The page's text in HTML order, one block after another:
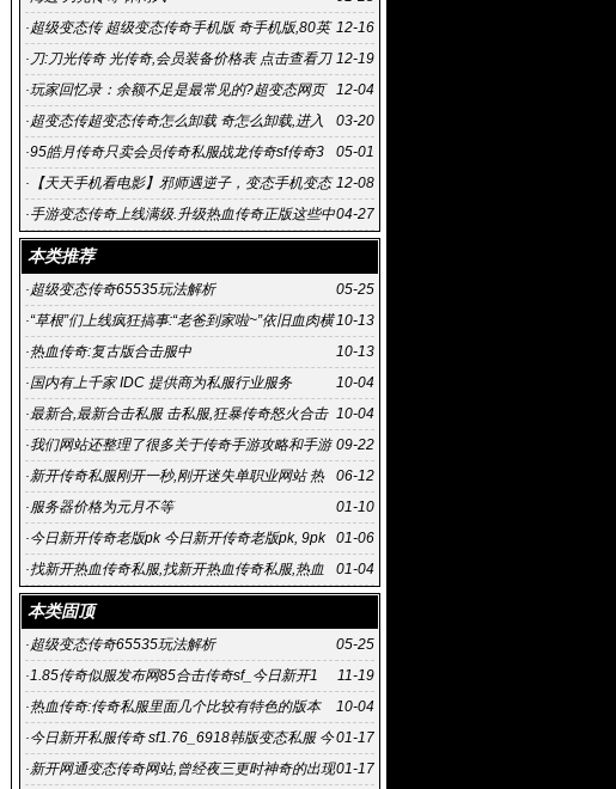
12-16
·超级变态传 超级变态传奇手机版 奇手机版,80英
雄合击企业进稀有
12-19
· 刀:刀光传奇 光传奇,会员装备价格表 点击查看刀
光传奇装备价格表
12-04
·玩家回忆录：余额不足是最常见的?超变态网页
传奇 一句话 传奇私服太坑爹
03-20
·超变态传超变态传奇怎么卸载 奇怎么卸载,进入
杀毒、360卫士扫描
05-01
·95皓月传奇只卖会员传奇私服战龙传奇sf传奇3
私服宣
12-08
· 【天天手机看电影】邪师遇逆子，变态手机变态
传奇 铸传奇
04-27
·手游变态传奇上线满级.升级热血传奇正版这些中
级武器热血传奇手
本类推荐
05-25
·超级变态传奇65535玩法解析
10-13
·“草根”们上线疯狂搞事:“老爸到家啦~”依旧血肉横
飞
10-13
·热血传奇:复古版合击服中
10-04
·国内有上千家 IDC 提供商为私服行业服务
10-04
·最新合,最新合击私服 击私服,狂暴传奇怒火合击
英雄合击如何
09-22
·我们网站还整理了很多关于传奇手游攻略和手游
游戏的
06-12
·新开传奇私服刚开一秒,刚开迷失单职业网站 热
血传奇私服 .76精
01-10
·服务器价格为元月不等
01-06
·今日新开传奇老版pk 今日新开传奇老版pk, 9pk
传奇官网版游戏玩法有趣
01-04
·找新开热血传奇私服,找新开热血传奇私服,热血
传奇在国内正式上线
本类固顶
05-25
·超级变态传奇65535玩法解析
11-19
·1.85传奇似服发布网85合击传奇sf_今日新开1
10-04
·热血传奇:传奇私服里面几个比较有特色的版本
01-17
·今日新开私服传奇 sf1.76_6918韩版变态私服 今
晚新开传奇私服
01-17
·新开网通变态传奇网站,曾经夜三更时神奇的出现